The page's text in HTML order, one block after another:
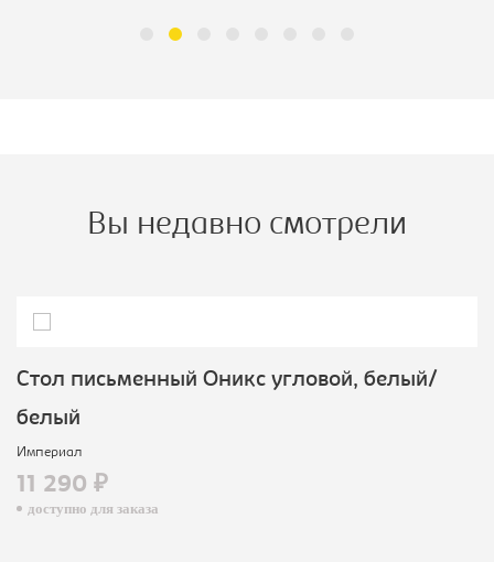
Вы недавно смотрели
Cтол письменный Оникс угловой, белый/
белый
Империал
11 290 ₽
доступно для заказа